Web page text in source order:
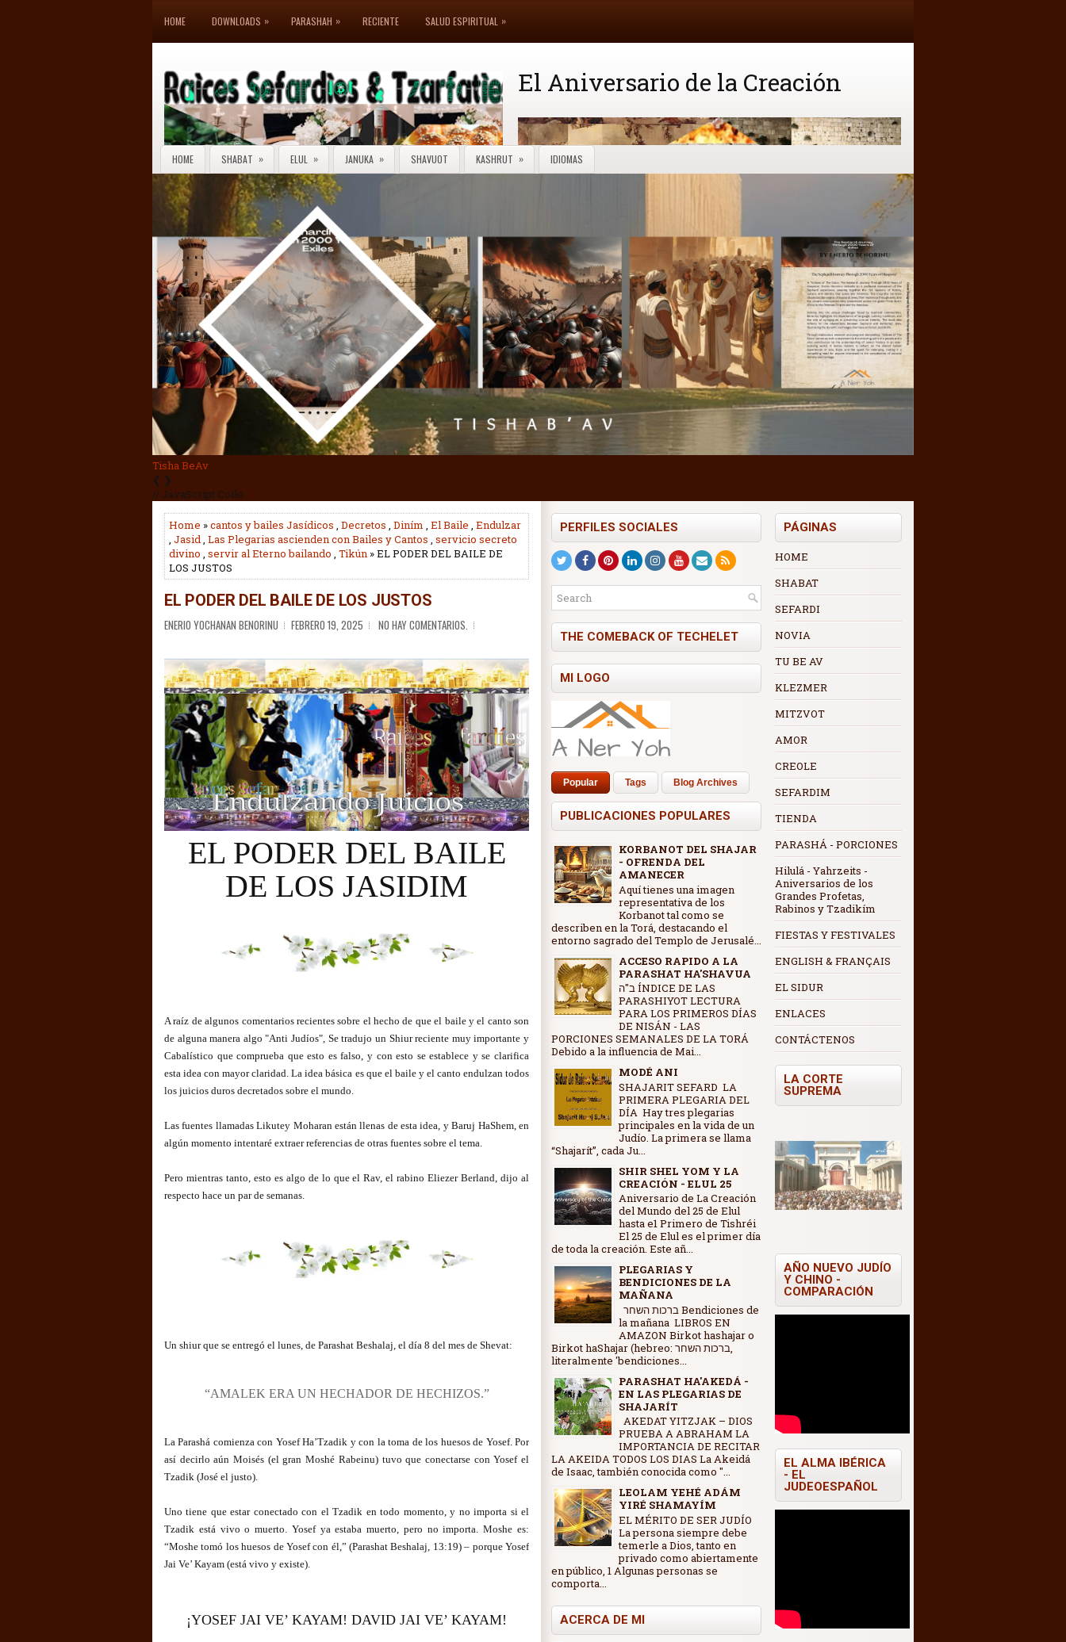
HOME DOWNLOADS » PARASHAH » RECIENTE SALUD ESPIRITUAL »
El Aniversario de la Creación
HOME SHABAT » ELUL » JANUKA » SHAVUOT KASHRUT » IDIOMAS
Profetas
❮ ❯
// JavaScript Code
Home »cantos y bailes Jasídicos , Decretos , Diním , El Baile , Endulzar
, Jasid, Las Plegarias ascienden con Bailes y Cantos , servicio secreto
divino , servir al Eterno bailando , Tikún » EL PODER DEL BAILE DE
LOS JUSTOS
EL PODER DEL BAILE DE LOS JUSTOS
ENERIO YOCHANAN BENORINU FEBRERO 19, 2025 NO HAY COMENTARIOS.
EL PODER DEL BAILE
DE LOS JASIDIM
A raíz de algunos comentarios recientes sobre el hecho de que el baile y el canto son
de alguna manera algo "Anti Judíos", Se tradujo un Shiur reciente muy importante y
Cabalístico que comprueba que esto es falso, y con esto se establece y se clarifica
esta idea con mayor claridad. La idea básica es que el baile y el canto endulzan todos
los juicios duros decretados sobre el mundo.
Las fuentes llamadas Likutey Moharan están llenas de esta idea, y Baruj HaShem, en
algún momento intentaré extraer referencias de otras fuentes sobre el tema.
Pero mientras tanto, esto es algo de lo que el Rav, el rabino Eliezer Berland, dijo al
respecto hace un par de semanas.
Un shiur que se entregó el lunes, de Parashat Beshalaj, el día 8 del mes de Shevat:
“AMALEK ERA UN HECHADOR DE HECHIZOS.”
La Parashá comienza con Yosef Ha’Tzadik y con la toma de los huesos de Yosef. Por
así decirlo aún Moisés (el gran Moshé Rabeinu) tuvo que conectarse con Yosef el
Tzadik (José el justo).
Uno tiene que estar conectado con el Tzadik en todo momento, y no importa si el
Tzadik está vivo o muerto. Yosef ya estaba muerto, pero no importa. Moshe es:
“Moshe tomó los huesos de Yosef con él,” (Parashat Beshalaj, 13:19) – porque Yosef
Jai Ve’ Kayam (está vivo y existe).
¡YOSEF JAI VE’ KAYAM! DAVID JAI VE’ KAYAM!
PERFILES SOCIALES
THE COMEBACK OF TECHELET
MI LOGO
Popular Tags Blog Archives
PUBLICACIONES POPULARES
KORBANOT DEL SHAJAR
- OFRENDA DEL
AMANECER
Aquí tienes una imagen
representativa de los
Korbanot tal como se
describen en la Torá, destacando el
entorno sagrado del Templo de Jerusalé...
ACCESO RAPIDO A LA
PARASHAT HA'SHAVUA
ב"ה ÍNDICE DE LAS
PARASHIYOT LECTURA
PARA LOS PRIMEROS DÍAS
DE NISÁN - LAS
PORCIONES SEMANALES DE LA TORÁ
Debido a la influencia de Mai...
MODÉ ANI
SHAJARIT SEFARD LA
PRIMERA PLEGARIA DEL
DÍA Hay tres plegarias
principales en la vida de un
Judío. La primera se llama
“Shajarít”, cada Ju...
SHIR SHEL YOM Y LA
CREACIÓN - ELUL 25
Aniversario de La Creación
del Mundo del 25 de Elul
hasta e1 Primero de Tishréi
El 25 de Elul es el primer día
de toda la creación. Este añ...
PLEGARIAS Y
BENDICIONES DE LA
MAÑANA
la mañana LIBROS EN
AMAZON Birkot hashajar o
Birkot haShajar (hebreo: ברכות השחר,
literalmente 'bendiciones...
PARASHAT HA'AKEDÁ -
EN LAS PLEGARIAS DE
SHAJARÍT
AKEDAT YITZJAK – DIOS
PRUEBA A ABRAHAM LA
IMPORTANCIA DE RECITAR
LA AKEIDA TODOS LOS DIAS La Akeidá
de Isaac, también conocida como "...
LEOLAM YEHÉ ADÁM
YIRÉ SHAMAYÍM
EL MÉRITO DE SER JUDÍO
La persona siempre debe
temerle a Dios, tanto en
privado como abiertamente
en público, 1 Algunas personas se
comporta...
ACERCA DE MI
PÁGINAS
HOME
SHABAT
SEFARDI
NOVIA
TU BE AV
KLEZMER
MITZVOT
AMOR
CREOLE
SEFARDIM
TIENDA
PARASHÁ - PORCIONES
Hilulá - Yahrzeits -
Aniversarios de los
Grandes Profetas,
Rabinos y Tzadikím
FIESTAS Y FESTIVALES
ENGLISH & FRANÇAIS
EL SIDUR
ENLACES
CONTÁCTENOS
LA CORTE
SUPREMA
AÑO NUEVO JUDÍO
Y CHINO -
COMPARACIÓN
EL ALMA IBÉRICA
- EL
JUDEOESPAÑOL